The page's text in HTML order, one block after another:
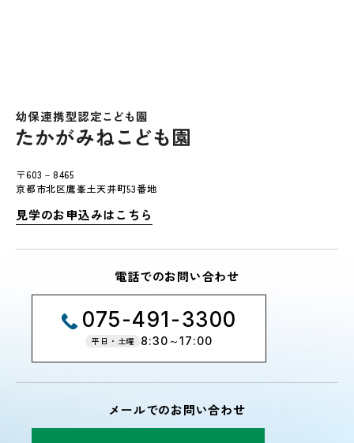
〒603－8465
京都市北区鷹峯土天井町53番地
見学のお申込みはこちら
電話でのお問い合わせ
075-491-3300
平日・土曜 8:30～17:00
メールでのお問い合わせ